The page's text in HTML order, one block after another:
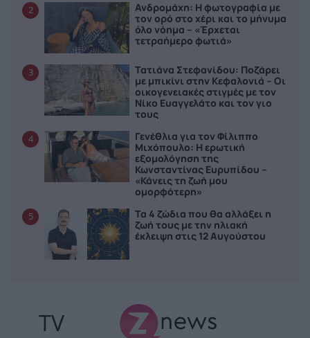
2
Ανδρομάχη: Η φωτογραφία με
τον ορό στο χέρι και το μήνυμα
όλο νόημα – «Έρχεται
τετραήμερο φωτιά»
3
Τατιάνα Στεφανίδου: Ποζάρει
με μπικίνι στην Κεφαλονιά – Οι
οικογενειακές στιγμές με τον
Νίκο Ευαγγελάτο και τον γιο
τους
4
Γενέθλια για τον Φίλιππο
Μιχόπουλο: Η ερωτική
εξομολόγηση της
Κωνσταντίνας Ευρυπίδου –
«Κάνεις τη ζωή μου
ομορφότερη»
5
Τα 4 ζώδια που θα αλλάξει η
ζωή τους με την ηλιακή
έκλειψη στις 12 Αυγούστου
TV